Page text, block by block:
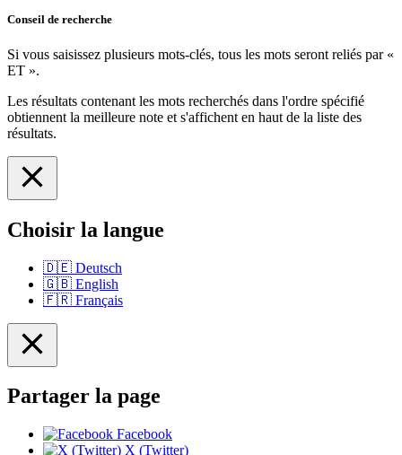
Conseil de recherche
Si vous saisissez plusieurs mots-clés, tous les mots seront reliés par «
ET ».
Les résultats contenant les mots recherchés dans l'ordre spécifié
obtiennent la meilleure note et s'affichent en haut de la liste des
résultats.
Choisir la langue
🇩🇪 Deutsch
🇬🇧 English
🇫🇷 Français
Partager la page
Facebook
X (Twitter)